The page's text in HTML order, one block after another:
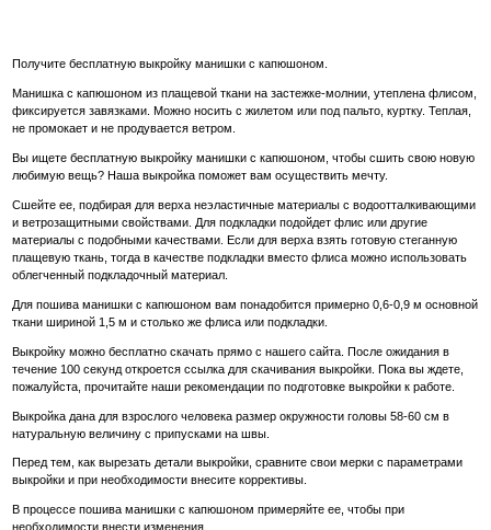
Получите бесплатную выкройку манишки с капюшоном.
Манишка с капюшоном из плащевой ткани на застежке-молнии, утеплена флисом,
фиксируется завязками. Можно носить с жилетом или под пальто, куртку. Теплая,
не промокает и не продувается ветром.
Вы ищете бесплатную выкройку манишки с капюшоном, чтобы сшить свою новую
любимую вещь? Наша выкройка поможет вам осуществить мечту.
Сшейте ее, подбирая для верха неэластичные материалы с водоотталкивающими
и ветрозащитными свойствами. Для подкладки подойдет флис или другие
материалы с подобными качествами. Если для верха взять готовую стеганную
плащевую ткань, тогда в качестве подкладки вместо флиса можно использовать
облегченный подкладочный материал.
Для пошива манишки с капюшоном вам понадобится примерно 0,6-0,9 м основной
ткани шириной 1,5 м и столько же флиса или подкладки.
Выкройку можно бесплатно скачать прямо с нашего сайта. После ожидания в
течение 100 секунд откроется ссылка для скачивания выкройки. Пока вы ждете,
пожалуйста, прочитайте наши рекомендации по подготовке выкройки к работе.
Выкройка дана для взрослого человека размер окружности головы 58-60 см в
натуральную величину с припусками на швы.
Перед тем, как вырезать детали выкройки, сравните свои мерки с параметрами
выкройки и при необходимости внесите коррективы.
В процессе пошива манишки с капюшоном примеряйте ее, чтобы при
необходимости внести изменения.